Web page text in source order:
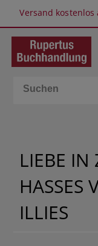
Versand kostenlos
BÜCHER
SPIELE
LIEBE IN
HASSES
ILLIES